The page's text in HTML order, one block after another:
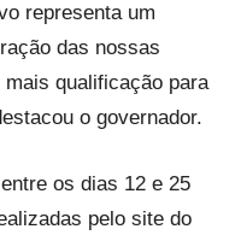
representa um
das nossas
qualificação para
o governador.
os dias 12 e 25
pelo site do